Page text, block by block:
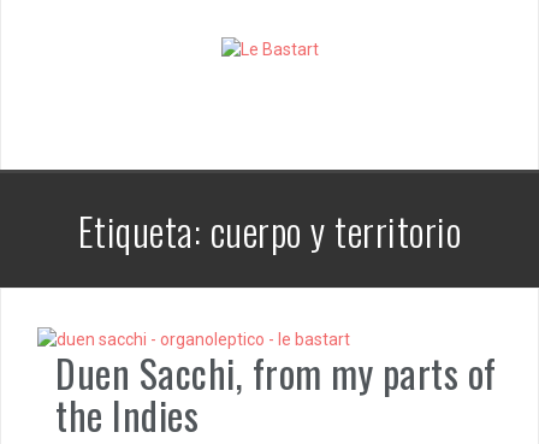
Etiqueta: cuerpo y territorio
Duen Sacchi, from my parts of
the Indies